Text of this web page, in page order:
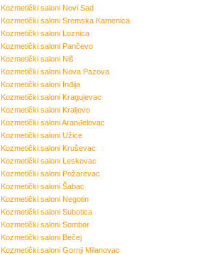
Kozmetički saloni Novi Sad
Kozmetički saloni Sremska Kamenica
Kozmetički saloni Loznica
Kozmetički saloni Pančevo
Kozmetički saloni Niš
Kozmetički saloni Nova Pazova
Kozmetički saloni Inđija
Kozmetički saloni Kragujevac
Kozmetički saloni Kraljevo
Kozmetički saloniAranđelovac
Kozmetički saloni Užice
Kozmetički saloni Kruševac
Kozmetički saloni Leskovac
Kozmetički saloni Požarevac
Kozmetički saloni Šabac
Kozmetički saloni Negotin
Kozmetički saloni Subotica
Kozmetički saloni Sombor
Kozmetički saloni Bečej
Kozmetički saloni Gornji Milanovac